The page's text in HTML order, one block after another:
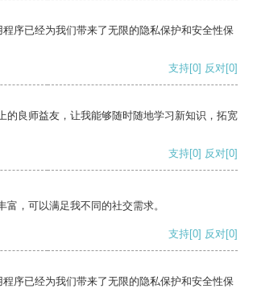
序已经为我们带来了无限的隐私保护和安全性保
支持[0] 反对[0]
的良师益友，让我能够随时随地学习新知识，拓宽
支持[0] 反对[0]
富，可以满足我不同的社交需求。
支持[0] 反对[0]
序已经为我们带来了无限的隐私保护和安全性保